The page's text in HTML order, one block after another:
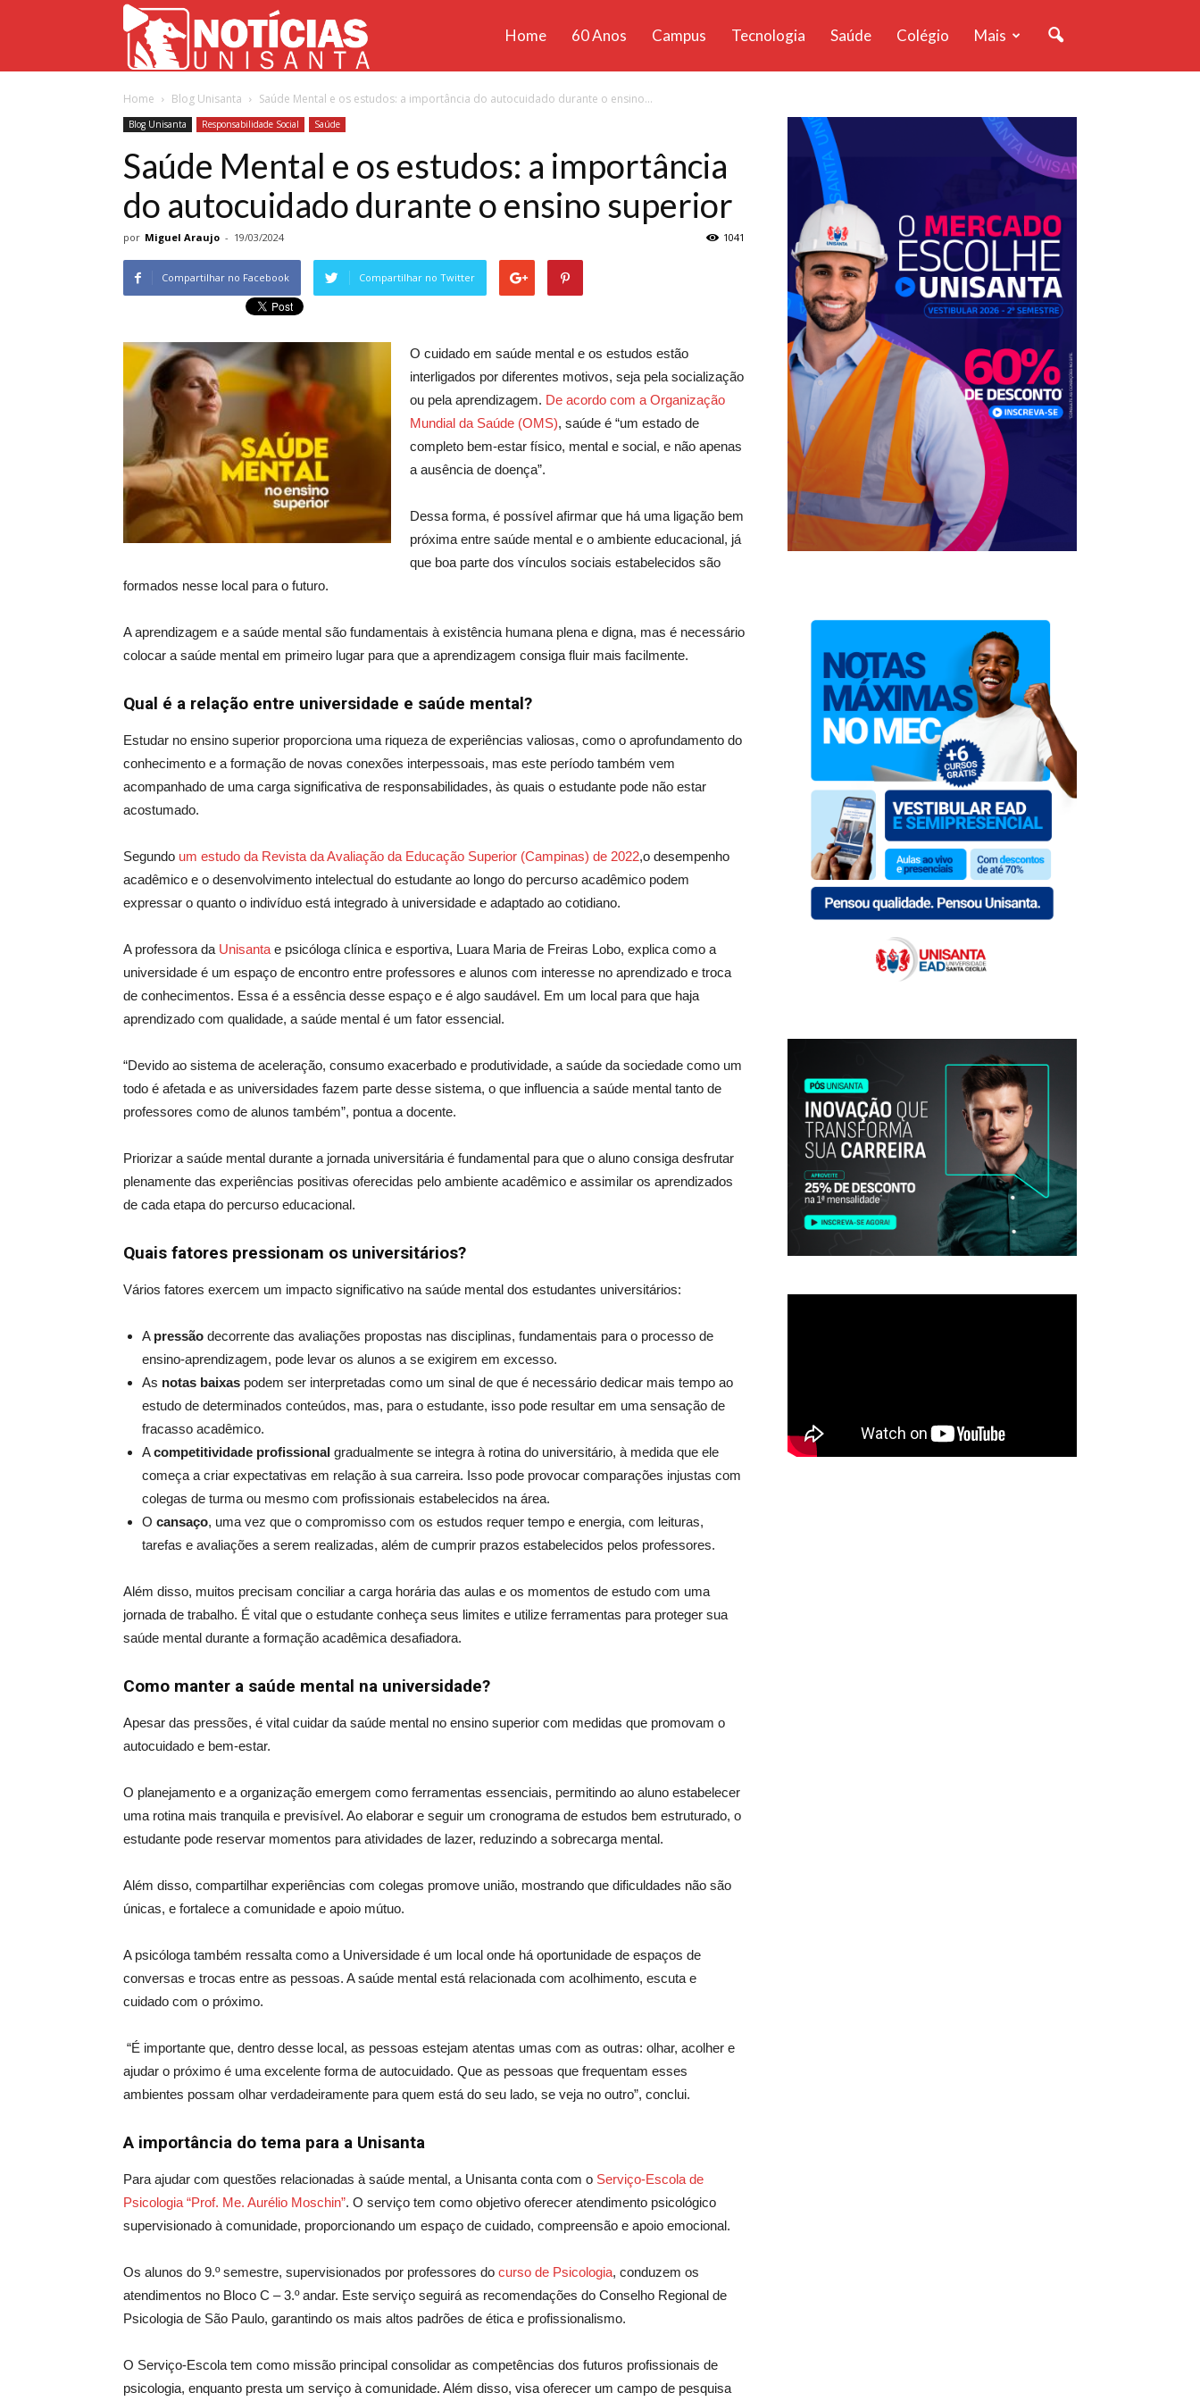
Unisanta
Home 60 Anos Campus Tecnologia Saúde Colégio Mais
Home Blog Unisanta Saúde Mental e os estudos: a importância do autocuidado durante o ensino...
Blog Unisanta Responsabilidade Social Saúde
Saúde Mental e os estudos: a importância
do autocuidado durante o ensino superior
por Miguel Araujo - 19/03/2024 1041
Compartilhar no Facebook Compartilhar no Twitter
O cuidado em saúde mental e os estudos estão
interligados por diferentes motivos, seja pela socialização
ou pela aprendizagem. De acordo com a Organização
Mundial da Saúde (OMS), saúde é “um estado de
completo bem-estar físico, mental e social, e não apenas
a ausência de doença”.
Dessa forma, é possível afirmar que há uma ligação bem
próxima entre saúde mental e o ambiente educacional, já
que boa parte dos vínculos sociais estabelecidos são
formados nesse local para o futuro.
A aprendizagem e a saúde mental são fundamentais à existência humana plena e digna, mas é necessário
colocar a saúde mental em primeiro lugar para que a aprendizagem consiga fluir mais facilmente.
Qual é a relação entre universidade e saúde mental?
Estudar no ensino superior proporciona uma riqueza de experiências valiosas, como o aprofundamento do
conhecimento e a formação de novas conexões interpessoais, mas este período também vem
acompanhado de uma carga significativa de responsabilidades, às quais o estudante pode não estar
acostumado.
Segundo um estudo da Revista da Avaliação da Educação Superior (Campinas) de 2022,o desempenho
acadêmico e o desenvolvimento intelectual do estudante ao longo do percurso acadêmico podem
expressar o quanto o indivíduo está integrado à universidade e adaptado ao cotidiano.
A professora da Unisanta e psicóloga clínica e esportiva, Luara Maria de Freiras Lobo, explica como a
universidade é um espaço de encontro entre professores e alunos com interesse no aprendizado e troca
de conhecimentos. Essa é a essência desse espaço e é algo saudável. Em um local para que haja
aprendizado com qualidade, a saúde mental é um fator essencial.
“Devido ao sistema de aceleração, consumo exacerbado e produtividade, a saúde da sociedade como um
todo é afetada e as universidades fazem parte desse sistema, o que influencia a saúde mental tanto de
professores como de alunos também”, pontua a docente.
Priorizar a saúde mental durante a jornada universitária é fundamental para que o aluno consiga desfrutar
plenamente das experiências positivas oferecidas pelo ambiente acadêmico e assimilar os aprendizados
de cada etapa do percurso educacional.
Quais fatores pressionam os universitários?
Vários fatores exercem um impacto significativo na saúde mental dos estudantes universitários:
A pressão decorrente das avaliações propostas nas disciplinas, fundamentais para o processo de
ensino-aprendizagem, pode levar os alunos a se exigirem em excesso.
As notas baixas podem ser interpretadas como um sinal de que é necessário dedicar mais tempo ao
estudo de determinados conteúdos, mas, para o estudante, isso pode resultar em uma sensação de
fracasso acadêmico.
Acompetitividade profissional gradualmente se integra à rotina do universitário, à medida que ele
começa a criar expectativas em relação à sua carreira. Isso pode provocar comparações injustas com
colegas de turma ou mesmo com profissionais estabelecidos na área.
O cansaço, uma vez que o compromisso com os estudos requer tempo e energia, com leituras,
tarefas e avaliações a serem realizadas, além de cumprir prazos estabelecidos pelos professores.
Além disso, muitos precisam conciliar a carga horária das aulas e os momentos de estudo com uma
jornada de trabalho. É vital que o estudante conheça seus limites e utilize ferramentas para proteger sua
saúde mental durante a formação acadêmica desafiadora.
Como manter a saúde mental na universidade?
Apesar das pressões, é vital cuidar da saúde mental no ensino superior com medidas que promovam o
autocuidado e bem-estar.
O planejamento e a organização emergem como ferramentas essenciais, permitindo ao aluno estabelecer
uma rotina mais tranquila e previsível. Ao elaborar e seguir um cronograma de estudos bem estruturado, o
estudante pode reservar momentos para atividades de lazer, reduzindo a sobrecarga mental.
Além disso, compartilhar experiências com colegas promove união, mostrando que dificuldades não são
únicas, e fortalece a comunidade e apoio mútuo.
A psicóloga também ressalta como a Universidade é um local onde há oportunidade de espaços de
conversas e trocas entre as pessoas. A saúde mental está relacionada com acolhimento, escuta e
cuidado com o próximo.
“É importante que, dentro desse local, as pessoas estejam atentas umas com as outras: olhar, acolher e
ajudar o próximo é uma excelente forma de autocuidado. Que as pessoas que frequentam esses
ambientes possam olhar verdadeiramente para quem está do seu lado, se veja no outro”, conclui.
A importância do tema para a Unisanta
Para ajudar com questões relacionadas à saúde mental, a Unisanta conta com o Serviço-Escola de
Psicologia “Prof. Me. Aurélio Moschin”. O serviço tem como objetivo oferecer atendimento psicológico
supervisionado à comunidade, proporcionando um espaço de cuidado, compreensão e apoio emocional.
Os alunos do 9.º semestre, supervisionados por professores do curso de Psicologia, conduzem os
atendimentos no Bloco C –3.ºandar. Este serviço seguirá as recomendações do Conselho Regional de
Psicologia de São Paulo, garantindo os mais altos padrões de ética e profissionalismo.
O Serviço-Escola tem como missão principal consolidar as competências dos futuros profissionais de
psicologia, enquanto presta um serviço à comunidade. Além disso, visa oferecer um campo de pesquisa